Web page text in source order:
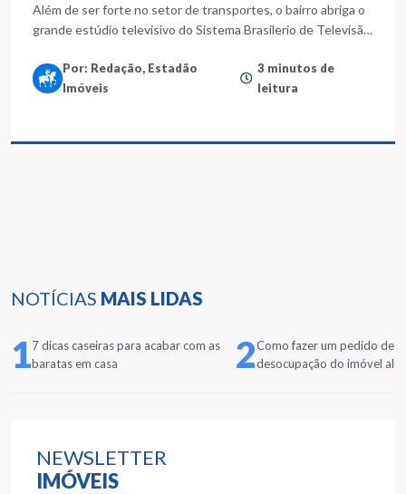
NOTÍCIAS MAIS LIDAS
17 dicas caseiras para acabar com as
baratas em casa
2Como fazer um pedido de
desocupação do imóvel
NEWSLETTER
IMÓVEIS
Além de ser forte no setor de transportes, o bairro abriga o
grande estúdio televisivo do Sistema Brasilerio de Televisão
Por: Redação, Estadão
Imóveis
3 minutos de
leitura